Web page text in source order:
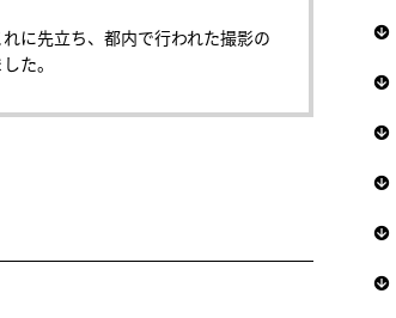
に先立ち、都内で行われた撮影の
た。